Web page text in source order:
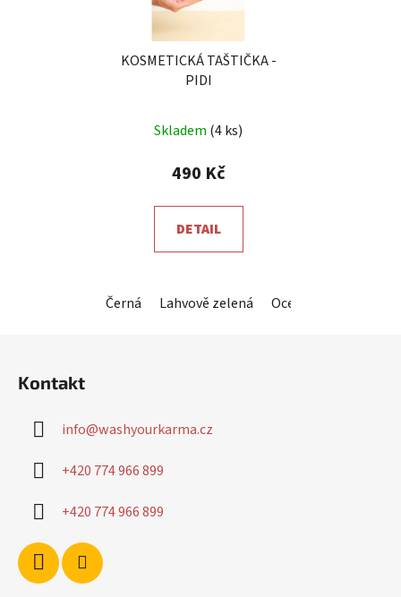
KOSMETICKÁ TAŠTIČKA -
PIDI
hodnocení
produktu
5,0
z
Skladem (4 ks)
490 Kč
DETAIL
Černá Lahvově zelená Ocelová šedá
Kontakt
info@washyourkarma.cz
+420 774 966 899
+420 774 966 899